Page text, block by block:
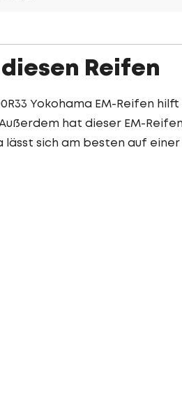
Reifen
Yokohama EM-Reifen
hat dieser EM-
lässt sich am besten auf einer